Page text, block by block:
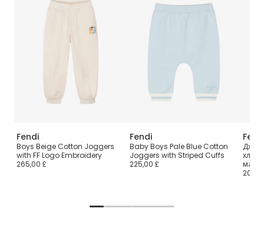
Fendi
Boys Beige Cotton Joggers
with FF Logo Embroidery
265,00 £
Fendi
Baby Boys Pale Blue Cotton
Joggers with Striped Cuffs
225,00 £